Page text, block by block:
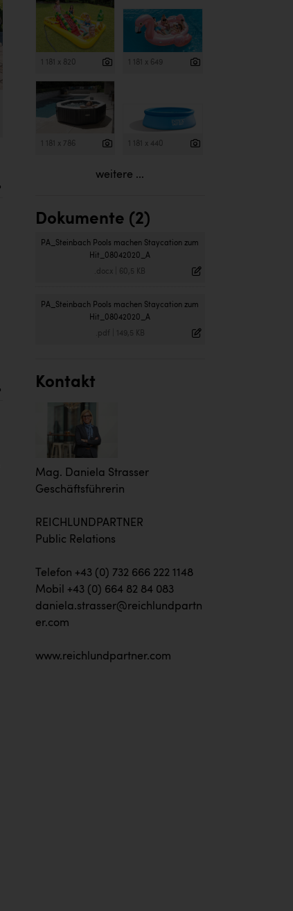
1 181 x 820 1 181 x 649
1 181 x 786 1 181 x 440
weitere ...
Dokumente (2)
PA_Steinbach Pools machen Staycation zum
Hit_08042020_A
.docx 60,5 KB
PA_Steinbach Pools machen Staycation zum
Hit_08042020_A
.pdf 149,5 KB
Kontakt
Mag. Daniela Strasser
Geschäftsführerin
REICHLUNDPARTNER
Public Relations
Telefon +43 (0) 732 666 222 1148
Mobil +43 (0) 664 82 84 083
daniela.strasser@reichlundpartn
er.com
www.reichlundpartner.com